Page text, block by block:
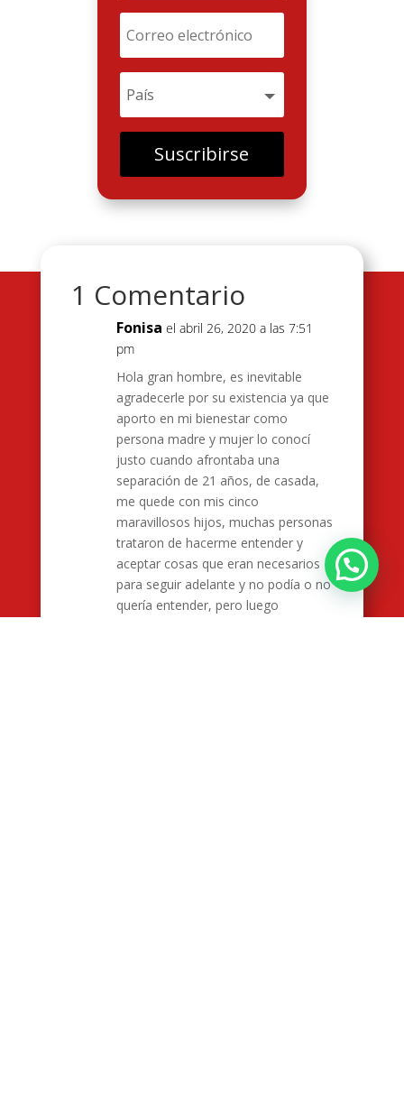
Suscribirse
1 Comentario
Fonisa el abril 26, 2020 a las 7:51
pm
Hola gran hombre, es inevitable
agradecerle por su existencia ya que
aporto en mi bienestar como
persona madre y mujer lo conocí
justo cuando afrontaba una
separación de 21 años, de casada,
me quede con mis cinco
maravillosos hijos, muchas personas
trataron de hacerme entender y
aceptar cosas que eran necesarios
para seguir adelante y no podía o no
quería entender, pero luego
¿Deseas mayor información?